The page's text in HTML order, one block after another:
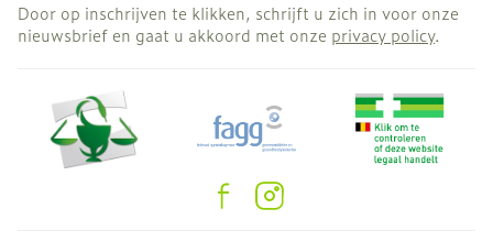
Door op inschrijven te klikken, schrijft u zich in voor onze
nieuwsbrief en gaat u akkoord met onze privacy policy.